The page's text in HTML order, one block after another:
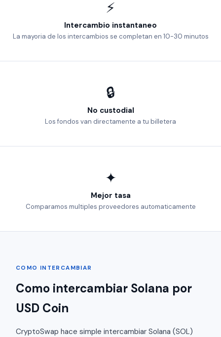
⚡
Intercambio instantaneo
La mayoria de los intercambios se completan en 10-30 minutos
🔒
No custodial
Los fondos van directamente a tu billetera
✦
Mejor tasa
Comparamos multiples proveedores automaticamente
COMO INTERCAMBIAR
Como intercambiar Solana por
USD Coin
CryptoSwap hace simple intercambiar Solana (SOL)